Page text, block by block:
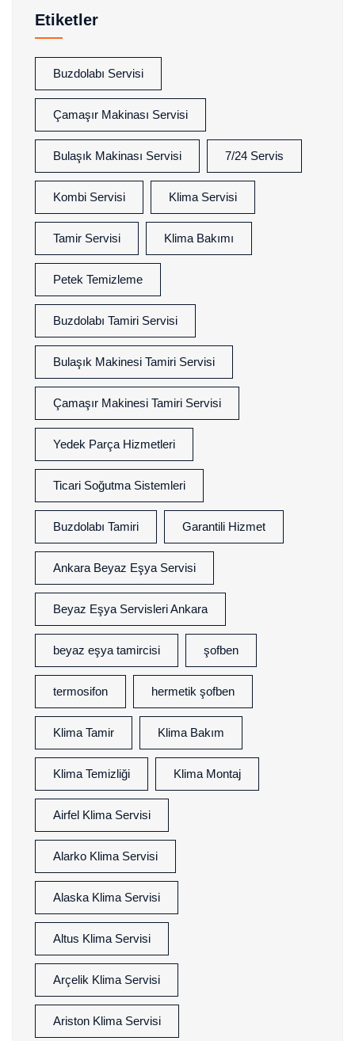
Etiketler
Buzdolabı Servisi
Çamaşır Makinası Servisi
Bulaşık Makinası Servisi 7/24 Servis
Kombi Servisi Klima Servisi
Tamir Servisi Klima Bakımı
Petek Temizleme
Buzdolabı Tamiri Servisi
Bulaşık Makinesi Tamiri Servisi
Çamaşır Makinesi Tamiri Servisi
Yedek Parça Hizmetleri
Ticari Soğutma Sistemleri
Buzdolabı Tamiri Garantili Hizmet
Ankara Beyaz Eşya Servisi
Beyaz Eşya Servisleri Ankara
beyaz eşya tamircisi şofben
termosifon hermetik şofben
Klima Tamir Klima Bakım
Klima Temizliği Klima Montaj
Airfel Klima Servisi
Alarko Klima Servisi
Alaska Klima Servisi
Altus Klima Servisi
Arçelik Klima Servisi
Ariston Klima Servisi